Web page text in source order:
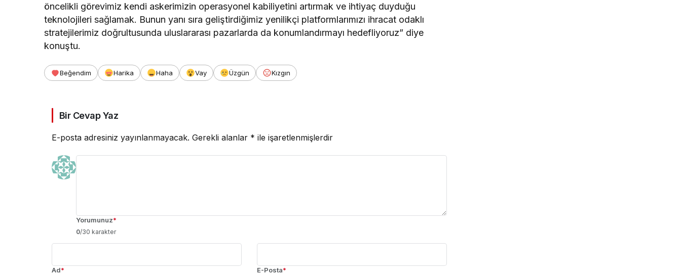
öncelikli görevimiz kendi askerimizin operasyonel kabiliyetini artırmak ve ihtiyaç duyduğu
teknolojileri sağlamak. Bunun yanı sıra geliştirdiğimiz yenilikçi platformlarımızı ihracat odaklı
stratejilerimiz doğrultusunda uluslararası pazarlarda da konumlandırmayı hedefliyoruz” diye
konuştu.
Beğendim Harika Haha Vay Üzgün Kızgın
Bir Cevap Yaz
E-posta adresiniz yayınlanmayacak. Gerekli alanlar * ile işaretlenmişlerdir
Yorumunuz*
0/30 karakter
Ad* E-Posta*